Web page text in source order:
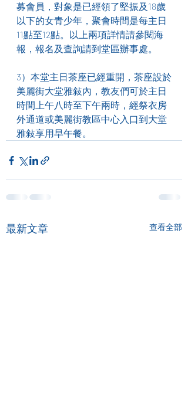
募會員，對象是已經領了堅振及18歲
以下的女青少年，聚會時間是每主日
11點至12點。以上兩項詳情請參閱海
報，報名及查詢請到堂區辦事處。
3）本堂主日茶座已經重開，茶座設於
美麗街大堂雅敍內，教友們可於主日
時間上午八時至下午兩時，經祭衣房
外通道或美麗街教區中心入口到大堂
雅敍享用早午餐。
最新文章 查看全部